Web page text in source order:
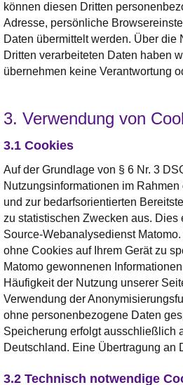
können diesen Dritten
Adresse, persönliche
Daten übermittelt werden. Über die
Dritten verarbeiteten Daten haben
übernehmen keine Verantwortung
3. Verwendung von
3.1 Cookies
Auf der Grundlage von § 6 Nr. 3
Nutzungsinformationen im
und zur bedarfsorientierten
zu statistischen Zwecken aus. Dies
Source-Webanalysedienst
ohne Cookies auf Ihrem Gerät zu
Matomo gewonnenen
Häufigkeit der Nutzung unserer
Verwendung der
ohne personenbezogene Daten
Speicherung erfolgt ausschließlich
Deutschland. Eine Übertragung an
3.2 Technisch notwendige